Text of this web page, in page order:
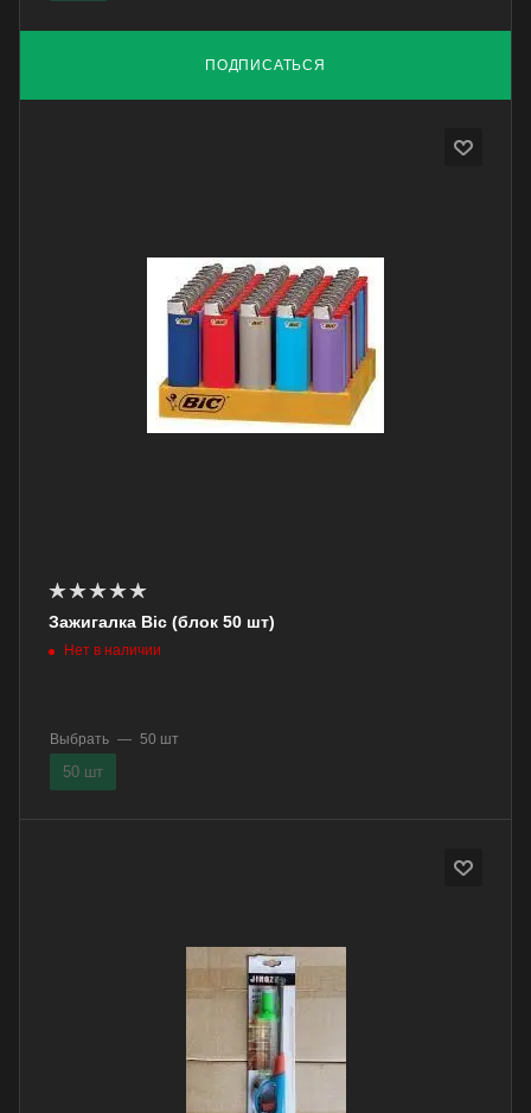
ПОДПИСАТЬСЯ
Зажигалка Bic (блок 50 шт)
Нет в наличии
Выбрать — 50 шт
50 шт